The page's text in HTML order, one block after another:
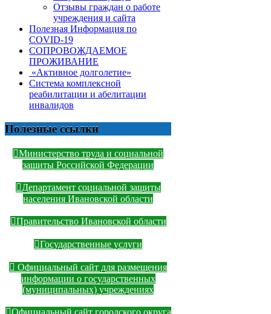
Отзывы граждан о работе
учреждения и сайта
Полезная Информация по
COVID-19
СОПРОВОЖДАЕМОЕ
ПРОЖИВАНИЕ
«Активное долголетие»
Система комплексной
реабилитации и абелитации
инвалидов
Полезные ссылки
Министерство труда и социальной
защиты Российской Федерации
Департамент социальной защиты
населения Ивановской области
Правительство Ивановской области
Государственные услуги
Официальный сайт для размещения
информации о государственных
(муниципальных) учреждениях